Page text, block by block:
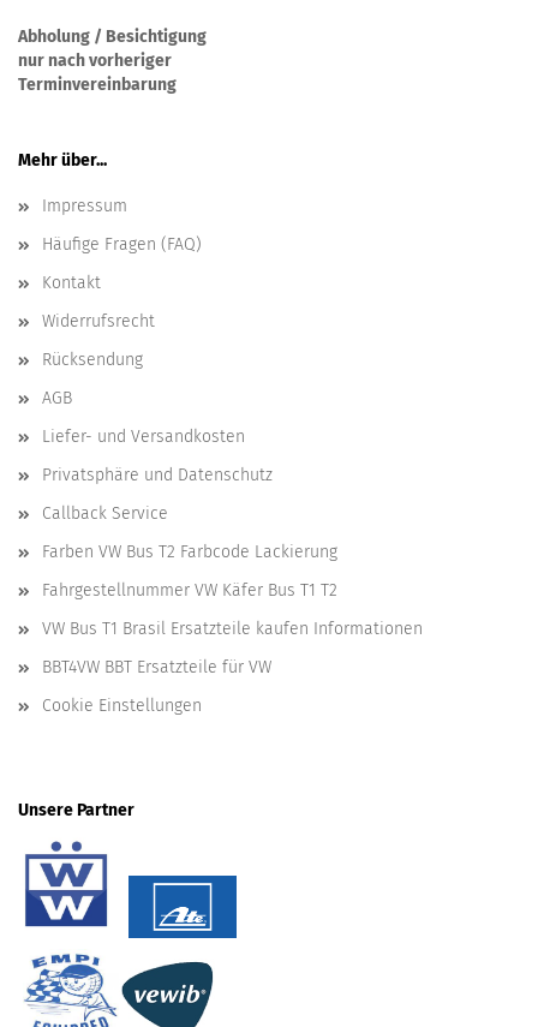
Abholung / Besichtigung
nur nach vorheriger
Terminvereinbarung
Mehr über...
Impressum
Häufige Fragen (FAQ)
Kontakt
Widerrufsrecht
Rücksendung
AGB
Liefer- und Versandkosten
Privatsphäre und Datenschutz
Callback Service
Farben VW Bus T2 Farbcode Lackierung
Fahrgestellnummer VW Käfer Bus T1 T2
VW Bus T1 Brasil Ersatzteile kaufen Informationen
BBT4VW BBT Ersatzteile für VW
Cookie Einstellungen
Unsere Partner